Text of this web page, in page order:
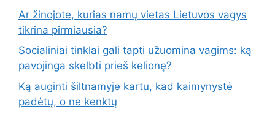
Ar žinojote, kurias namų vietas Lietuvos vagys
tikrina pirmiausia?
Socialiniai tinklai gali tapti užuomina vagims: ką
pavojinga skelbti prieš kelionę?
Ką auginti šiltnamyje kartu, kad kaimynystė
padėtų, o ne kenktų